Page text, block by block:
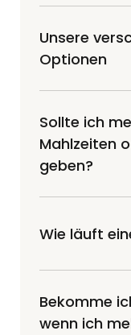
Unsere
Optionen
Sollte ich
Mahlzeiten
geben?
Wie läuft
Bekomme
wenn ich